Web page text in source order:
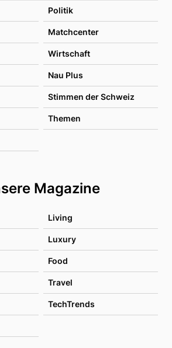
Politik
Matchcenter
Wirtschaft
Nau Plus
Stimmen der Schweiz
Themen
Magazine
Living
Luxury
Food
Travel
TechTrends